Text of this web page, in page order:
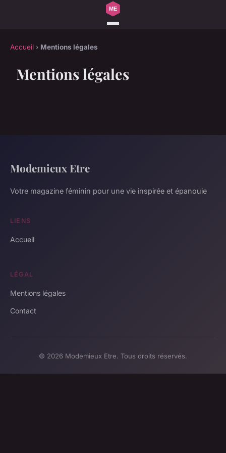
Accueil › Mentions légales
Mentions légales
Modemieux Etre
Votre magazine féminin pour une vie inspirée et épanouie
LIENS
Accueil
LÉGAL
Mentions légales
Contact
© 2026 Modemieux Etre. Tous droits réservés.